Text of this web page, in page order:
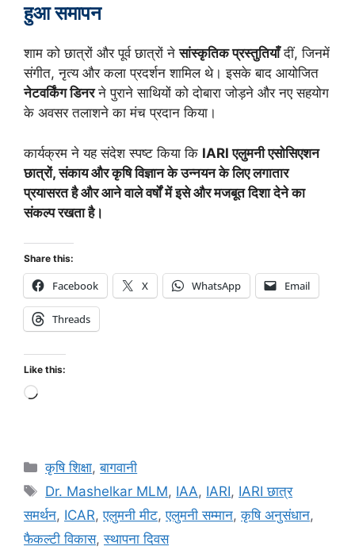
हुआ समापन
शाम को छात्रों और पूर्व छात्रों नेसांस्कृतिक प्रस्तुतियाँदीं, जिनमें
संगीत, नृत्य और कला प्रदर्शन शामिल थे। इसके बाद आयोजित
नेटवर्किंग डिनरने पुराने साथियों को दोबारा जोड़ने और नए सहयोग
के अवसर तलाशने का मंच प्रदान किया।
कार्यक्रम ने यह संदेश स्पष्ट किया कि IARI एलुमनी एसोसिएशन
छात्रों, संकाय और कृषि विज्ञान के उन्नयन के लिए लगातार
प्रयासरत है और आने वाले वर्षों में इसे और मजबूत दिशा देने का
संकल्प रखता है।
Share this:
Facebook X WhatsApp Email
Threads
Like this:
कृषि शिक्षा,बागवानी
Dr. Mashelkar MLM, IAA, IARI, IARI छात्र
समर्थन, ICAR,एलुमनी मीट,एलुमनी सम्मान,कृषि अनुसंधान,
फैकल्टी विकास,स्थापना दिवस